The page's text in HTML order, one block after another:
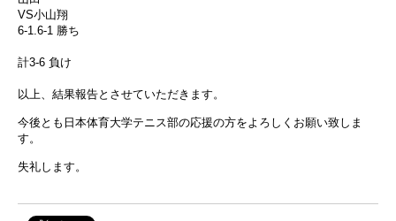
VS小山翔
6-1.6-1 勝ち
計3-6 負け
以上、結果報告とさせていただきます。
今後とも日本体育大学テニス部の応援の方をよろしくお願い致しま
す。
失礼します。